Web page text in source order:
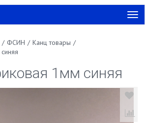
/ ФСИН / Канц товары /
1мм синяя